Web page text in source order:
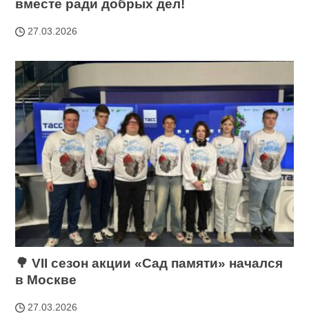
вместе ради добрых дел!
27.03.2026
🌳 VII сезон акции «Сад памяти» начался
в Москве
27.03.2026